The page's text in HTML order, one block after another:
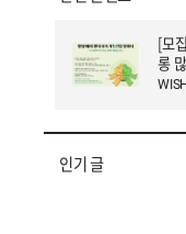
[모
롱
인기 글